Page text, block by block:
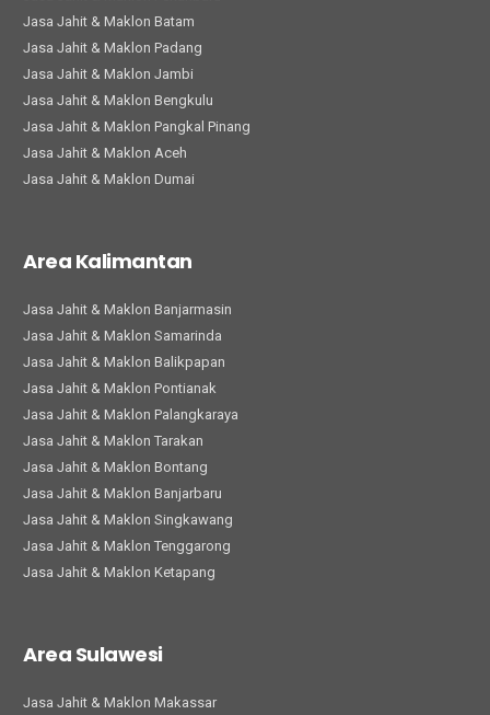
Jasa Jahit & Maklon Batam
Jasa Jahit & Maklon Padang
Jasa Jahit & Maklon Jambi
Jasa Jahit & Maklon Bengkulu
Jasa Jahit & Maklon Pangkal Pinang
Jasa Jahit & Maklon Aceh
Jasa Jahit & Maklon Dumai
Area Kalimantan
Jasa Jahit & Maklon Banjarmasin
Jasa Jahit & Maklon Samarinda
Jasa Jahit & Maklon Balikpapan
Jasa Jahit & Maklon Pontianak
Jasa Jahit & Maklon Palangkaraya
Jasa Jahit & Maklon Tarakan
Jasa Jahit & Maklon Bontang
Jasa Jahit & Maklon Banjarbaru
Jasa Jahit & Maklon Singkawang
Jasa Jahit & Maklon Tenggarong
Jasa Jahit & Maklon Ketapang
Area Sulawesi
Jasa Jahit & Maklon Makassar